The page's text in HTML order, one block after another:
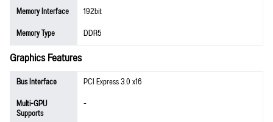
Memory Interface
192bit
Memory Type
DDR5
Graphics Features
Bus Interface
PCI Express 3.0 x16
Multi-GPU
Supports
-